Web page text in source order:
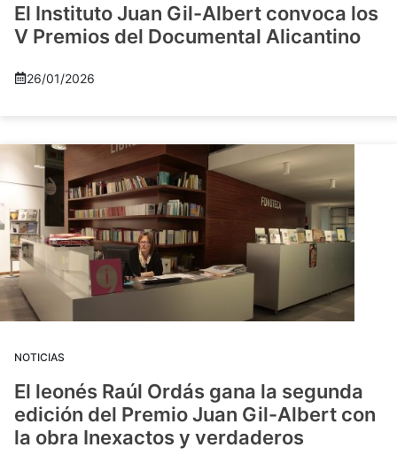
El Instituto Juan Gil-Albert convoca los
V Premios del Documental Alicantino
26/01/2026
NOTICIAS
El leonés Raúl Ordás gana la segunda
edición del Premio Juan Gil-Albert con
la obra Inexactos y verdaderos